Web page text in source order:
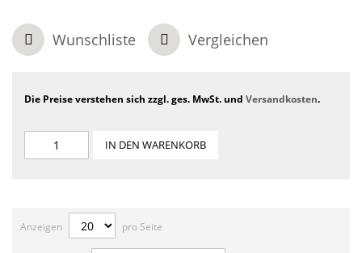
Wunschliste Vergleichen
Die Preise verstehen sich zzgl. ges. MwSt. und Versandkosten.
IN DEN WARENKORB
Anzeigen pro Seite